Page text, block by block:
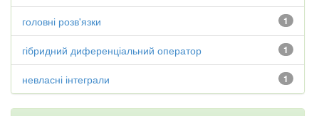
1
головні розв'язки
1
гібридний диференціальний оператор
1
невласні інтеграли